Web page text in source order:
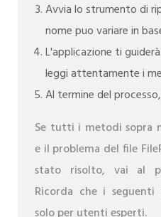
Avvia lo strumento di
nome puo variare in
L'applicazione ti
leggi attentamente i
Al termine del
Se tutti i metodi sopra
e il problema del file
stato risolto, vai al
Ricorda che i seguenti